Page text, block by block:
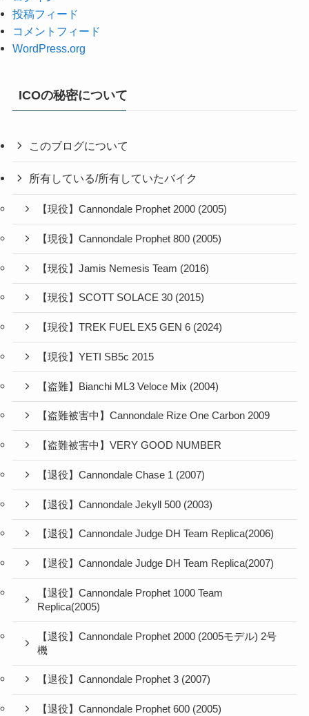
投稿フィード
コメントフィード
WordPress.org
ICOの秘密について
このブログについて
所有している/所有していたバイク
【現役】Cannondale Prophet 2000 (2005)
【現役】Cannondale Prophet 800 (2005)
【現役】Jamis Nemesis Team (2016)
【現役】SCOTT SOLACE 30 (2015)
【現役】TREK FUEL EX5 GEN 6 (2024)
【現役】YETI SB5c 2015
【盗難】Bianchi ML3 Veloce Mix (2004)
【盗難被害中】Cannondale Rize One Carbon 2009
【盗難被害中】VERY GOOD NUMBER
【退役】Cannondale Chase 1 (2007)
【退役】Cannondale Jekyll 500 (2003)
【退役】Cannondale Judge DH Team Replica(2006)
【退役】Cannondale Judge DH Team Replica(2007)
【退役】Cannondale Prophet 1000 Team
Replica(2005)
【退役】Cannondale Prophet 2000 (2005モデル) 2号
機
【退役】Cannondale Prophet 3 (2007)
【退役】Cannondale Prophet 600 (2005)